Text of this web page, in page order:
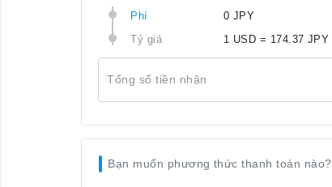
Phí
0 JPY
Tỷ giá
1 USD = 174.37 JPY
Tổng số tiền nhận
Bạn muốn phương thức thanh toán nào?